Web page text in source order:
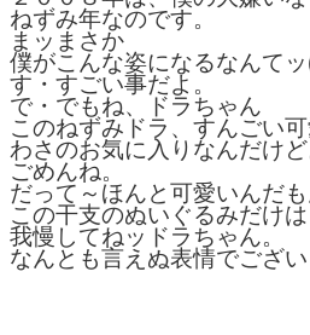
ねずみ年なのです。
まッまさか
僕がこんな姿になるなんて
す・すごい事だよ。
で・でもね、ドラちゃん
このねずみドラ、すんごい可
わさのお気に入りなんだけど
ごめんね。
だって～ほんと可愛いんだも
この干支のぬいぐるみだけは
我慢してねッドラちゃん。
なんとも言えぬ表情でござ